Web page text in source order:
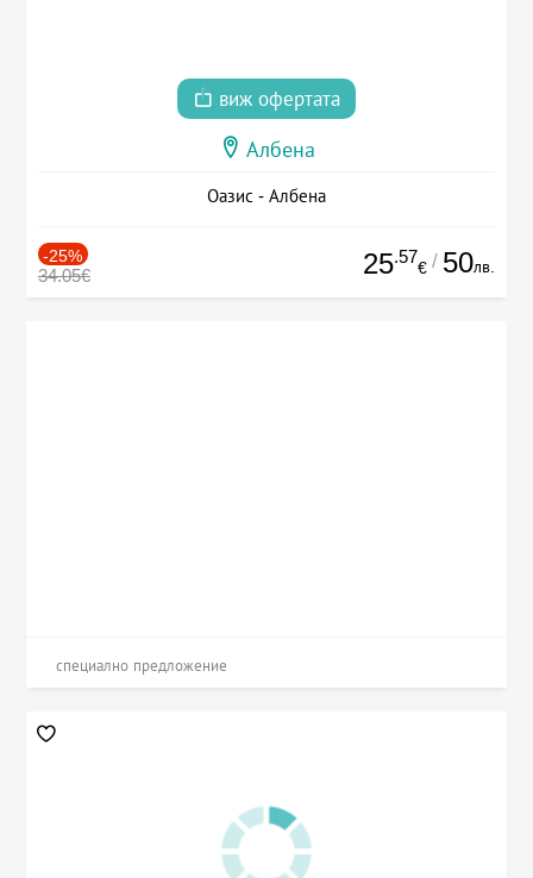
виж офертата
Албена
Оазис - Албена
-25%
34.05€ 25.57
€ / 50лв.
специално предложение